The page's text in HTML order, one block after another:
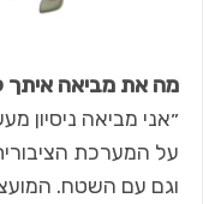
מה את מביאה איתך
״אני מביאה ניסיון
על המערכת
וגם עם השטח.